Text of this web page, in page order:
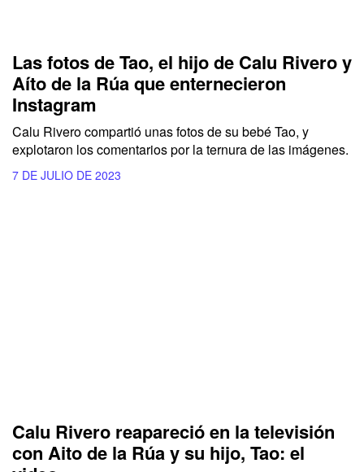
Las fotos de Tao, el hijo de Calu Rivero y
Aíto de la Rúa que enternecieron
Instagram
Calu Rivero compartió unas fotos de su bebé Tao, y
explotaron los comentarios por la ternura de las imágenes.
7 DE JULIO DE 2023
Calu Rivero reapareció en la televisión
con Aito de la Rúa y su hijo, Tao: el